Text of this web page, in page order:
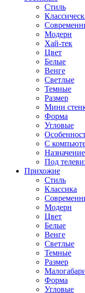
Стиль
Модерн
Хай-тек
Цвет
Белые
Венге
Светлые
Темные
Размер
Мини
Форма
Угловые
С
Назначение
Под
Прихожие
Стиль
Классика
Модерн
Цвет
Белые
Венге
Светлые
Темные
Размер
Форма
Угловые